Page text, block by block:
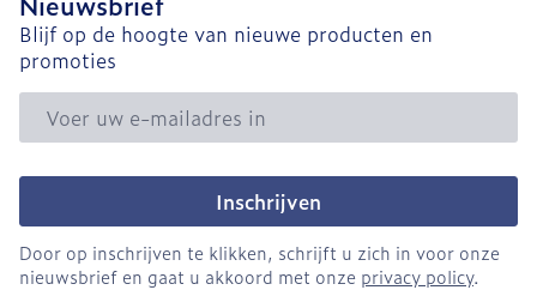
Blijf op de hoogte van nieuwe producten en
promoties
E-mail adres
Inschrijven
Door op inschrijven te klikken, schrijft u zich in voor onze
nieuwsbrief en gaat u akkoord met onze privacy policy.